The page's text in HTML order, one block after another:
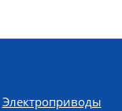
Электроприводы